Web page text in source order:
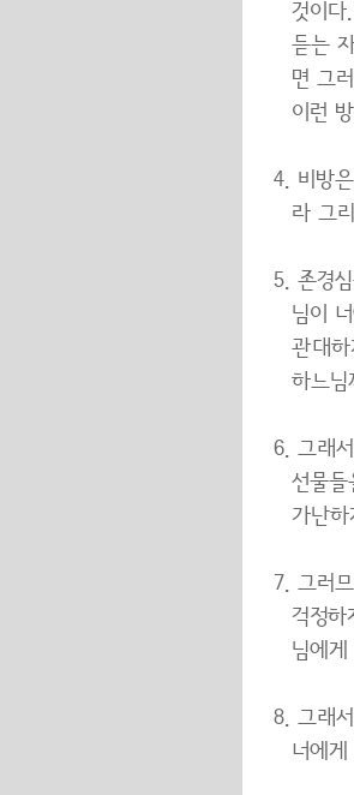
것이
듣는
면 그
이런
비방
라 그
존경
님이
관대
하느
그래
선물
가난
그러
걱정
님에
그래
너에